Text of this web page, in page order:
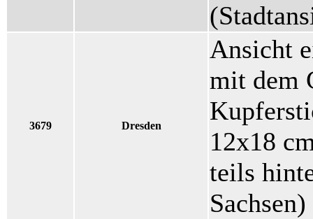
3679 Dresden
Ansicht
mit dem
12x18
teils
Sachsen)